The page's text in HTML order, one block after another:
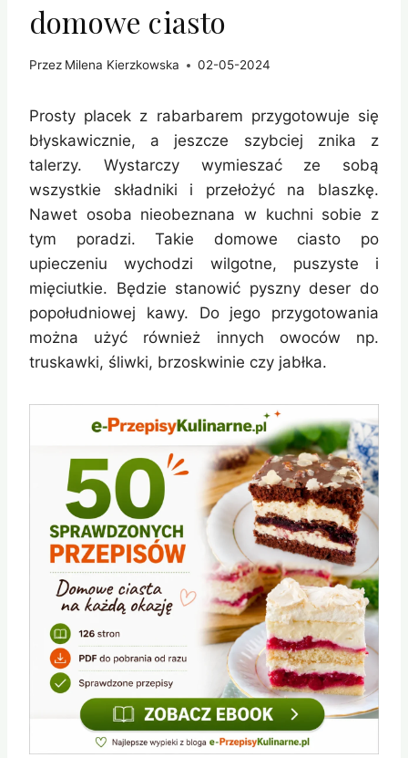
domowe ciasto
Przez Milena Kierzkowska 02-05-2024
Prosty placek z rabarbarem przygotowuje się
błyskawicznie, a jeszcze szybciej znika z
talerzy. Wystarczy wymieszać ze sobą
wszystkie składniki i przełożyć na blaszkę.
Nawet osoba nieobeznana w kuchni sobie z
tym poradzi. Takie domowe ciasto po
upieczeniu wychodzi wilgotne, puszyste i
mięciutkie. Będzie stanowić pyszny deser do
popołudniowej kawy. Do jego przygotowania
można użyć również innych owoców np.
truskawki, śliwki, brzoskwinie czy jabłka.